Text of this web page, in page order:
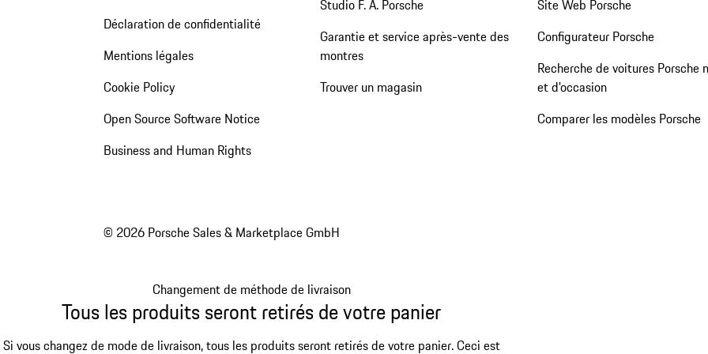
Déclaration de confidentialité
Mentions légales
Cookie Policy
Open Source Software Notice
Business and Human Rights
Studio F. A. Porsche
Garantie et service après-vente des
montres
Trouver un magasin
Site Web Porsche
Configurateur Porsche
Recherche de voitures Porsche
et d'occasion
Comparer les modèles Porsche
© 2026 Porsche Sales & Marketplace GmbH
Changement de méthode de livraison
Tous les produits seront retirés de votre panier
Si vous changez de mode de livraison, tous les produits seront retirés de votre panier. Ceci est